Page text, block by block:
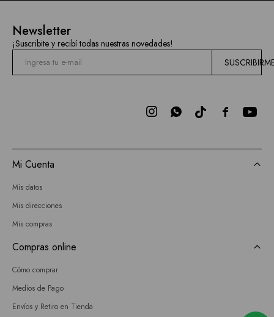
Newsletter
¡Suscribite y recibí todas nuestras novedades!

 
Mi Cuenta
Mis datos
Mis direcciones
Mis compras
Compras online
Cómo comprar
Medios de Pago
Envíos y Retiro en Tienda